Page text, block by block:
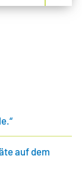
auf dem